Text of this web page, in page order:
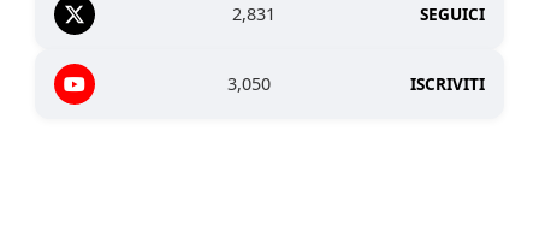
2,831 SEGUICI
3,050 ISCRIVITI